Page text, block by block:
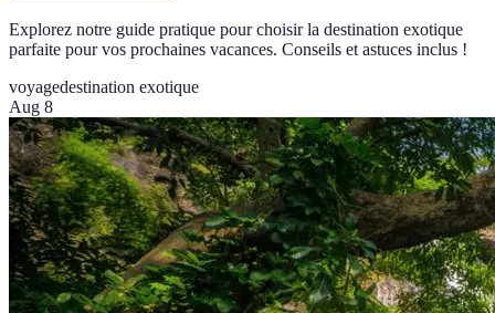
Explorez notre guide pratique pour choisir la destination exotique
parfaite pour vos prochaines vacances. Conseils et astuces inclus !
voyagedestination exotique
Aug 8